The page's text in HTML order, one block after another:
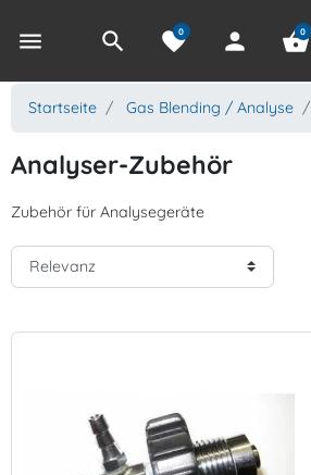
menu search favorite
0 person shopping_basket
0
Startseite Gas Blending / Analyse
Analyser-Zubehör
Zubehör für Analysegeräte